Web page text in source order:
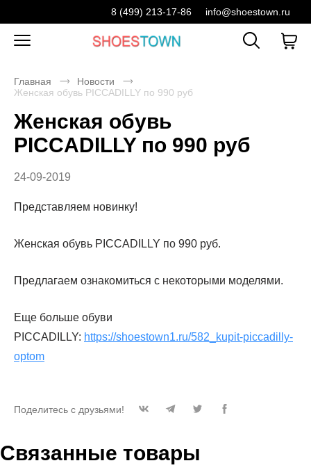
8 (499) 213-17-86 info@shoestown.ru
Главная
Новости
Женская обувь PICCADILLY по 990 руб
Женская обувь
PICCADILLY по 990 руб
24-09-2019
Представляем новинку!
Женская обувь PICCADILLY по 990 руб.
Предлагаем ознакомиться с некоторыми моделями.
Еще больше обуви
PICCADILLY: https://shoestown1.ru/582_kupit-piccadilly-
optom
Поделитесь с друзьями!
Связанные товары